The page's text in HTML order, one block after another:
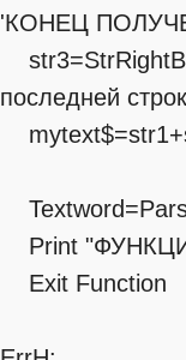
'КОНЕЦ
последней
Print
Exit Function